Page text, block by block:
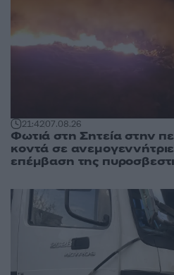
21:4207.08.26
Φωτιά στη Σητεία στην
κοντά σε
επέμβαση της